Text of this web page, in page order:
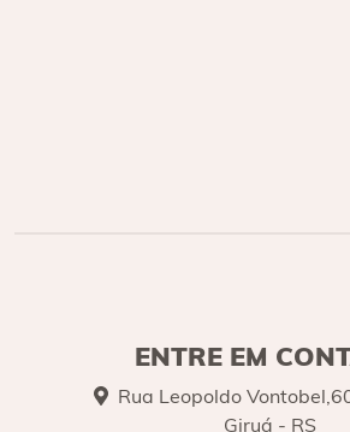
ENTRE EM
Rua Leopoldo
Giruá - RS